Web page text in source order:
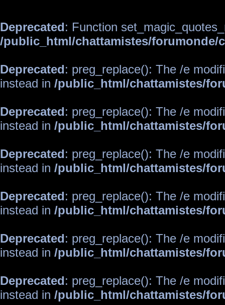
Deprecated: Function
/public_html/chattamistes/forumonde/
Deprecated: preg_replace(): The /e
instead in /public_html/chattamistes/
Deprecated: preg_replace(): The /e
instead in /public_html/chattamistes/
Deprecated: preg_replace(): The /e
instead in /public_html/chattamistes/
Deprecated: preg_replace(): The /e
instead in /public_html/chattamistes/
Deprecated: preg_replace(): The /e
instead in /public_html/chattamistes/
Deprecated: preg_replace(): The /e
instead in /public_html/chattamistes/